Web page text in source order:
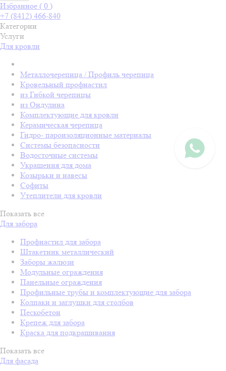
Избранное ( 0 )
+7 (8412) 466-840
Категории
Услуги
Для кровли
Металлочерепица / Профиль черепица
Кровельный профнастил
из Гибкой черепицы
из Ондулина
Комплектующие для кровли
Керамическая черепица
Гидро- пароизоляционные материалы
Системы безопасности
Водосточные системы
Украшения для дома
Козырьки и навесы
Софиты
Утеплители для кровли
Показать все
Для забора
Профнастил для забора
Штакетник металлический
Заборы жалюзи
Модульные ограждения
Панельные ограждения
Профильные трубы и комплектующие для забора
Колпаки и заглушки для столбов
Пескобетон
Крепеж для забора
Краска для подкрашивания
Показать все
Для фасада